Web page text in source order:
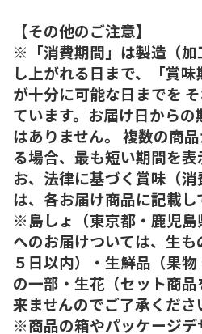
【その他のご注意】
※「消費期間」は製造（加
し上がれる日まで、「賞
が十分に可能な日までを
ています。お届け日から
はありません。 複数の商
る場合、最も短い期間を表
お、法律に基づく賞味（
は、各お届け商品に記載し
※島しょ（東京都・鹿児島
へのお届けついては、生
５日以内）・生鮮品（果物
の一部・生花（セット商
来ませんのでご了承くださ
※商品の箱やパッケージデ